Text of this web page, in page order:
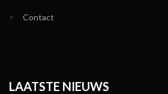
> Contact
LAATSTE NIEUWS